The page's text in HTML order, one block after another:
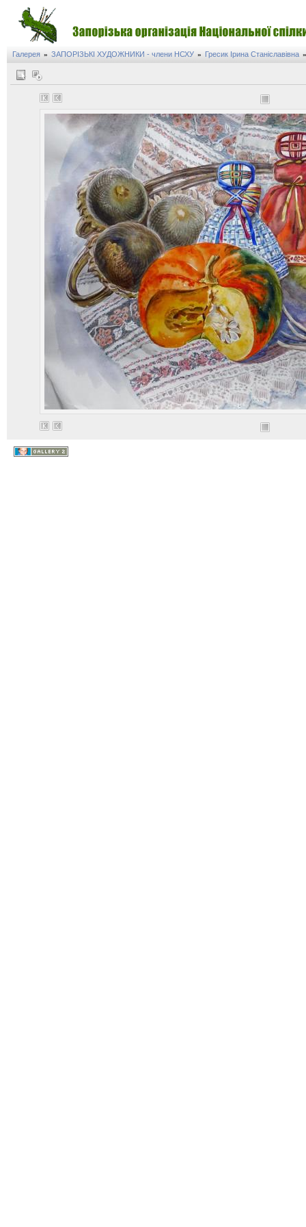
Галерея » ЗАПОРІЗЬКІ ХУДОЖНИКИ - члени НСХУ » Гресик Ірина Станіславівна